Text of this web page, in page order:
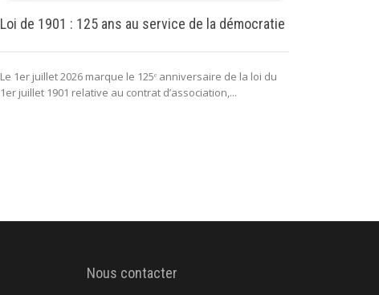
Loi de 1901 : 125 ans au service de la démocratie
Le 1er juillet 2026 marque le 125ᵉ anniversaire de la loi du
1er juillet 1901 relative au contrat d’association,...
Nous contacter